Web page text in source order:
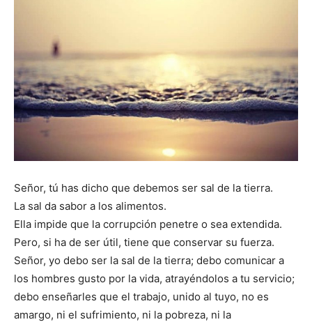
Señor, tú has dicho que debemos ser sal de la tierra.
La sal da sabor a los alimentos.
Ella impide que la corrupción penetre o sea extendida.
Pero, si ha de ser útil, tiene que conservar su fuerza.
Señor, yo debo ser la sal de la tierra; debo comunicar a
los hombres gusto por la vida, atrayéndolos a tu servicio;
debo enseñarles que el trabajo, unido al tuyo, no es
amargo, ni el sufrimiento, ni la pobreza, ni la